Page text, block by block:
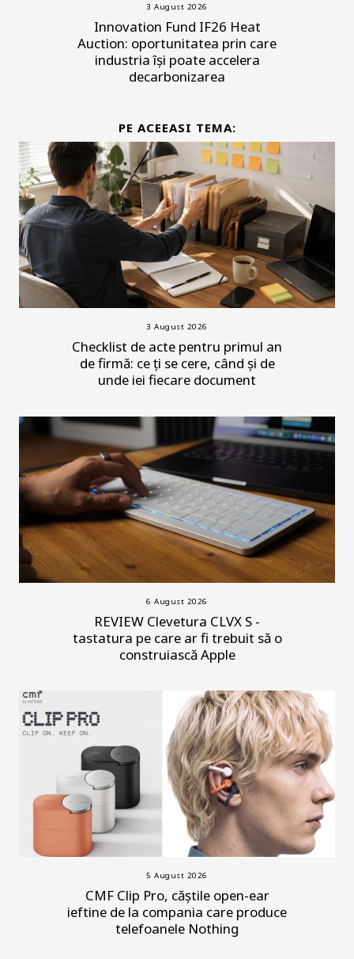
3 August 2026
Innovation Fund IF26 Heat
Auction: oportunitatea prin care
industria își poate accelera
decarbonizarea
PE ACEEASI TEMA:
3 August 2026
Checklist de acte pentru primul an
de firmă: ce ți se cere, când și de
unde iei fiecare document
6 August 2026
REVIEW Clevetura CLVX S -
tastatura pe care ar fi trebuit să o
construiască Apple
5 August 2026
CMF Clip Pro, căștile open-ear
ieftine de la compania care produce
telefoanele Nothing